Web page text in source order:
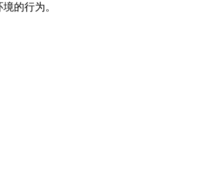
的行为。